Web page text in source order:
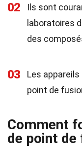
02
Ils sont
laboratoires
des
03
Les
point de
Comment
de point de